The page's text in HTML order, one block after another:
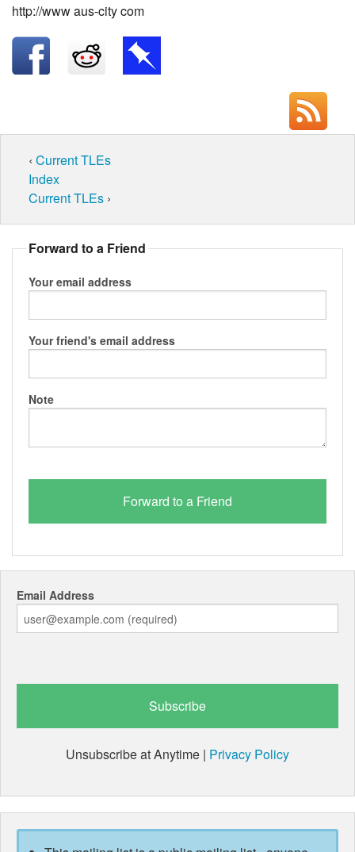
http://www aus-city com
‹ Current TLEs
Index
Current TLEs ›
Forward to a Friend
Your email address
Your friend's email address
Note
Email Address
Unsubscribe at Anytime | Privacy Policy